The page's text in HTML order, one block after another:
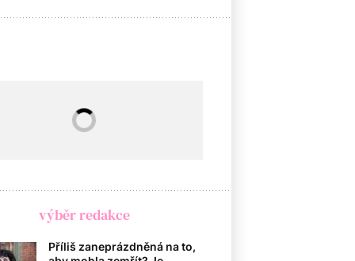
výběr redakce
Příliš zaneprázdněná na to,